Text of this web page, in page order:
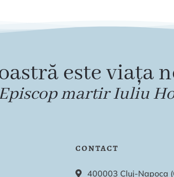
este viața
martir Iuliu
CONTACT
400003 Cluj-Napoca